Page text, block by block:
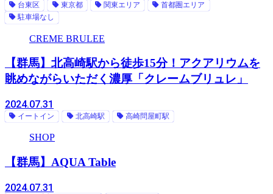
台東区 東京都 関東エリア
首都圏エリア
駐車場なし
CREME BRULEE
【群馬】北高崎駅から徒歩15分！アクアリウムを
眺めながらいただく濃厚「クレームブリュレ」
2024.07.31
イートイン 北高崎駅 高崎問屋町駅
SHOP
【群馬】AQUA Table
2024.07.31